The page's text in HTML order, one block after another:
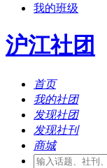
我的班级
沪江社团
首页
我的社团
发现社团
发现社刊
商城